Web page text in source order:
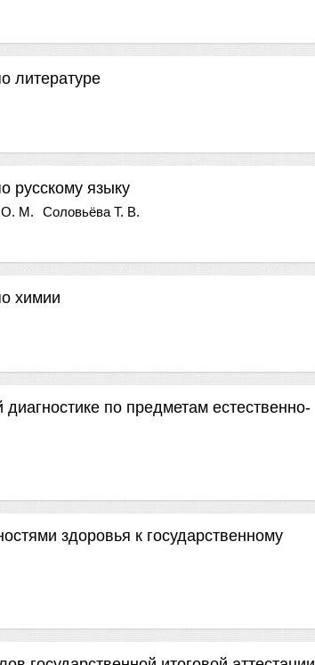
литературе
русскому языку
О. М.
Соловьёва Т. В.
химии
по предметам естественно-
здоровья к государственному